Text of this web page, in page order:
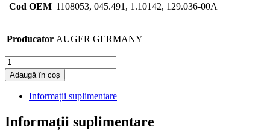
Cod OEM 1108053, 045.491, 1.10142, 129.036-00A
Producator AUGER GERMANY
Cantitate
Adaugă în coș
Informații suplimentare
Informații suplimentare